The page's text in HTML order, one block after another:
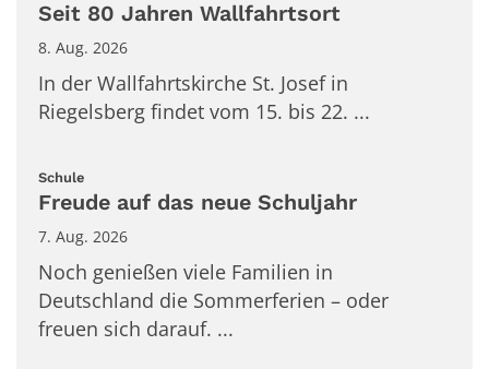
Seit 80 Jahren Wallfahrtsort
8. Aug. 2026
In der Wallfahrtskirche St. Josef in
Riegelsberg findet vom 15. bis 22. ...
Schule:
Freude auf das neue Schuljahr
7. Aug. 2026
Noch genießen viele Familien in
Deutschland die Sommerferien – oder
freuen sich darauf. ...